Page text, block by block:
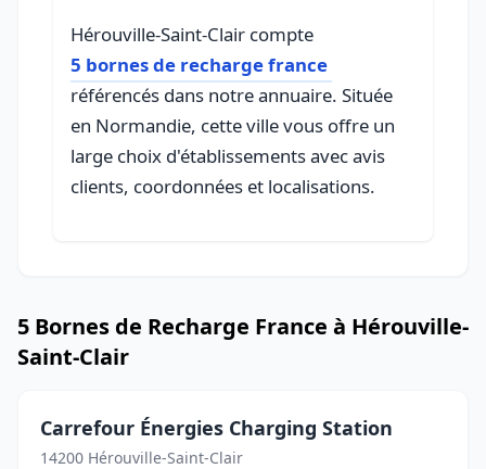
Hérouville-Saint-Clair compte
5 bornes de recharge france
référencés dans notre annuaire. Située
en Normandie, cette ville vous offre un
large choix d'établissements avec avis
clients, coordonnées et localisations.
5 Bornes de Recharge France à Hérouville-
Saint-Clair
Carrefour Énergies Charging Station
14200 Hérouville-Saint-Clair